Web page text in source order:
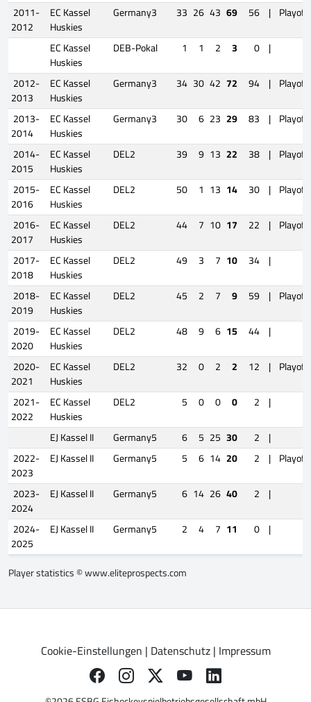
2011-
2012
EC Kassel
Huskies
Germany3 33 26 43 69 56 |
EC Kassel
Huskies
DEB-Pokal 1 1 2 3 0 |
2012-
2013
EC Kassel
Huskies
Germany3 34 30 42 72 94 |
2013-
2014
EC Kassel
Huskies
Germany3 30 6 23 29 83 |
2014-
2015
EC Kassel
Huskies
DEL2 39 9 13 22 38 |
2015-
2016
EC Kassel
Huskies
DEL2 50 1 13 14 30 |
2016-
2017
EC Kassel
Huskies
DEL2 44 7 10 17 22 |
2017-
2018
EC Kassel
Huskies
DEL2 49 3 7 10 34 |
2018-
2019
EC Kassel
Huskies
DEL2 45 2 7 9 59 |
2019-
2020
EC Kassel
Huskies
DEL2 48 9 6 15 44 |
2020-
2021
EC Kassel
Huskies
DEL2 32 0 2 2 12 |
2021-
2022
EC Kassel
Huskies
DEL2 5 0 0 0 2 |
EJ Kassel II
Germany5 6 5 25 30 2 |
2022-
2023
EJ Kassel II Germany5 5 6 14 20 2 |
2023-
2024
EJ Kassel II Germany5 6 14 26 40 2 |
2024-
2025
EJ Kassel II Germany5 2 4 7 11 0 |
Player statistics ©www.eliteprospects.com
Cookie-Einstellungen | Datenschutz| Impressum